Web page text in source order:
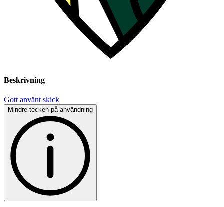
Beskrivning
Gott använt skick
Mindre tecken på användning